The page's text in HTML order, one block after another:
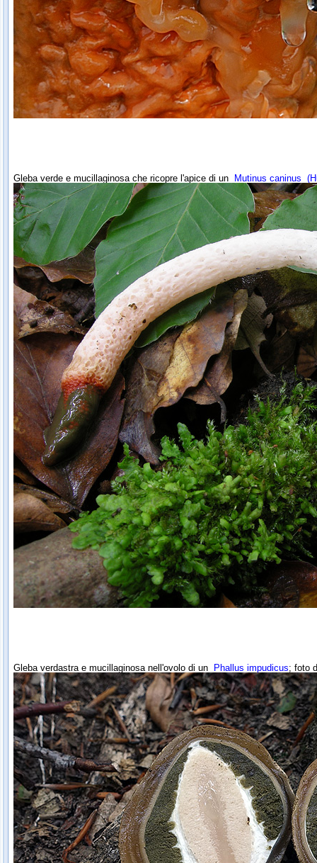
Gleba verde e mucillaginosa che ricopre l'apice di un Mutinus caninus
Gleba verdastra e mucillaginosa nell'ovolo di un Phallus impudicus; foto